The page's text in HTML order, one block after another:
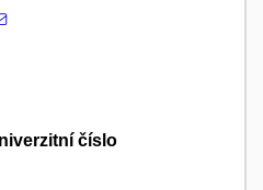
číslo